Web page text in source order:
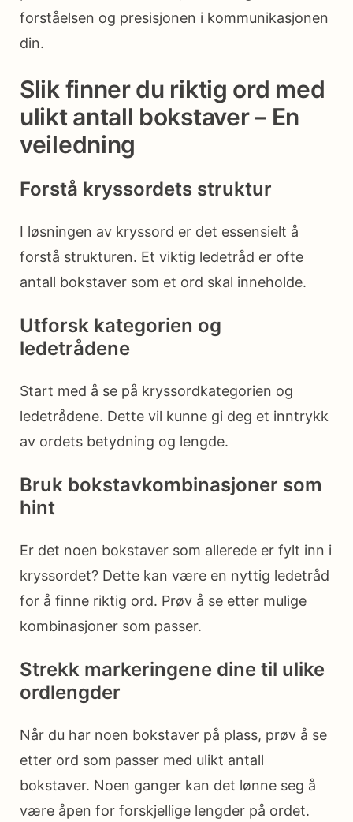
forståelsen og presisjonen i kommunikasjonen
din.
Slik finner du riktig ord med
ulikt antall bokstaver – En
veiledning
Forstå kryssordets struktur
I løsningen av kryssord er det essensielt å
forstå strukturen. Et viktig ledetråd er ofte
antall bokstaver som et ord skal inneholde.
Utforsk kategorien og
ledetrådene
Start med å se på kryssordkategorien og
ledetrådene. Dette vil kunne gi deg et inntrykk
av ordets betydning og lengde.
Bruk bokstavkombinasjoner som
hint
Er det noen bokstaver som allerede er fylt inn i
kryssordet? Dette kan være en nyttig ledetråd
for å finne riktig ord. Prøv å se etter mulige
kombinasjoner som passer.
Strekk markeringene dine til ulike
ordlengder
Når du har noen bokstaver på plass, prøv å se
etter ord som passer med ulikt antall
bokstaver. Noen ganger kan det lønne seg å
være åpen for forskjellige lengder på ordet.